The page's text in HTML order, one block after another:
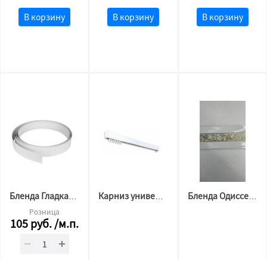
В корзину В корзину В корзину
Бленда Гладкая белый 5 см (Мат)
Розница
105руб./м.п.
Карниз универсал 290 см (Прямой) Бленда Одиссея белый 7 см